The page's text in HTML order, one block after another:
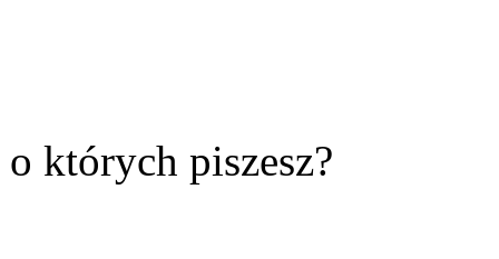
których piszesz?